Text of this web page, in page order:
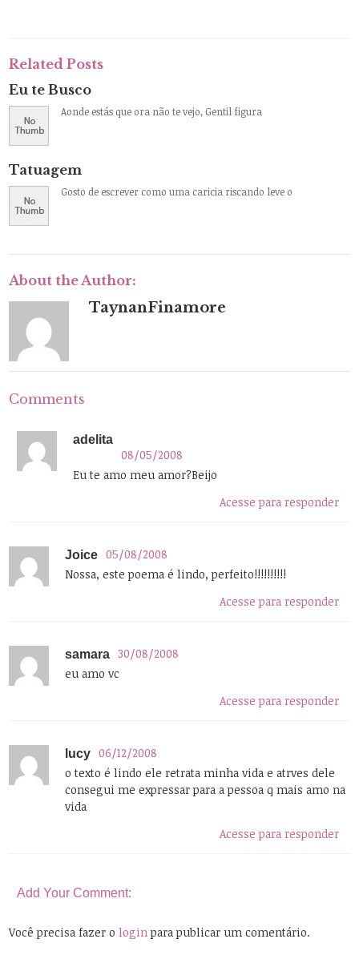
Related Posts
Eu te Busco
Aonde estás que ora não te vejo, Gentil figura
Tatuagem
Gosto de escrever como uma caricia riscando leve o
About the Author:
TaynanFinamore
Comments
adelita
08/05/2008
Eu te amo meu amor?Beijo
Acesse para responder
Joice
05/08/2008
Nossa, este poema é lindo, perfeito!!!!!!!!!!
Acesse para responder
samara
30/08/2008
eu amo vc
Acesse para responder
lucy
06/12/2008
o texto é lindo ele retrata minha vida e atrves dele
consegui me expressar para a pessoa q mais amo na
vida
Acesse para responder
Add Your Comment:
Você precisa fazer ologin para publicar um comentário.